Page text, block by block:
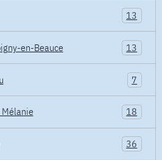
13
en-Beauce 13
7
18
36